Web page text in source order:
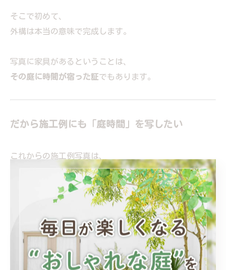
そこで初めて、
外構は本当の意味で完成します。
写真に家具があるということは、
その庭に時間が宿った証でもあります。
だから施工例にも「庭時間」を写したい
これからの施工例写真は、
ただの完成記録ではなく、
・過ごせる庭
・使われている庭
を残していく必要があると感じています。
ガーデンファニチャーが写っている。